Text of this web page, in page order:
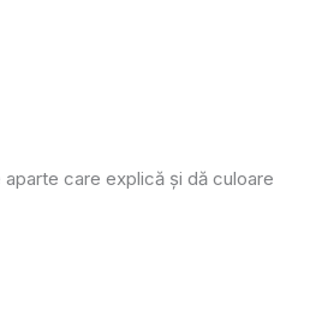
care explică și dă culoare